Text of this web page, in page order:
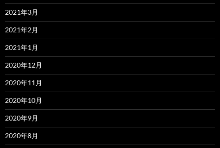
2021年3月
2021年2月
2021年1月
2020年12月
2020年11月
2020年10月
2020年9月
2020年8月